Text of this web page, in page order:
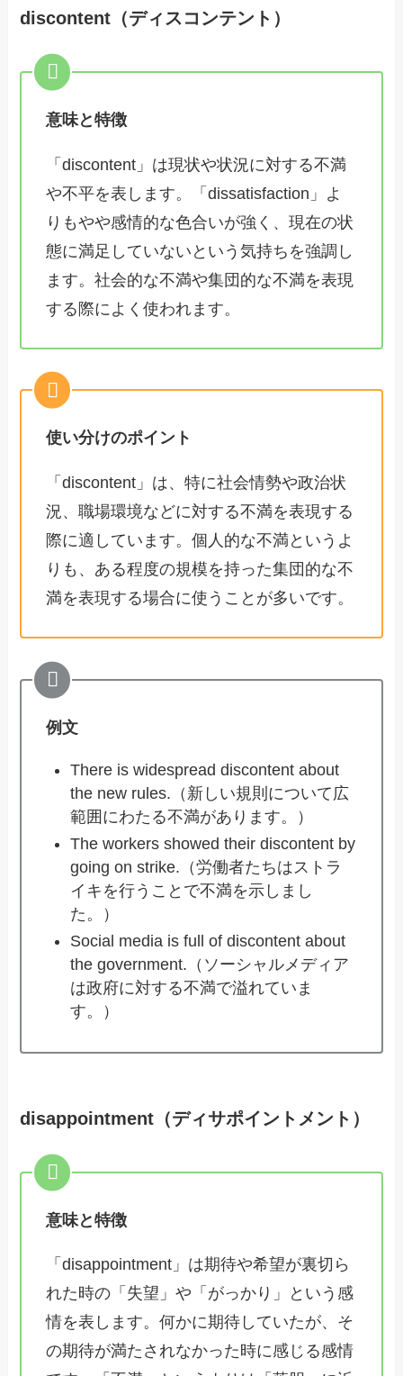
discontent（ディスコンテント）
意味と特徴
「discontent」は現状や状況に対する不満
や不平を表します。「dissatisfaction」よ
りもやや感情的な色合いが強く、現在の状
態に満足していないという気持ちを強調し
ます。社会的な不満や集団的な不満を表現
する際によく使われます。
使い分けのポイント
「discontent」は、特に社会情勢や政治状
況、職場環境などに対する不満を表現する
際に適しています。個人的な不満というよ
りも、ある程度の規模を持った集団的な不
満を表現する場合に使うことが多いです。
例文
There is widespread discontent about
the new rules.（新しい規則について広
範囲にわたる不満があります。）
The workers showed their discontent by
going on strike.（労働者たちはストラ
イキを行うことで不満を示しまし
た。）
Social media is full of discontent about
the government.（ソーシャルメディア
は政府に対する不満で溢れていま
す。）
disappointment（ディサポイントメント）
意味と特徴
「disappointment」は期待や希望が裏切ら
れた時の「失望」や「がっかり」という感
情を表します。何かに期待していたが、そ
の期待が満たされなかった時に感じる感情